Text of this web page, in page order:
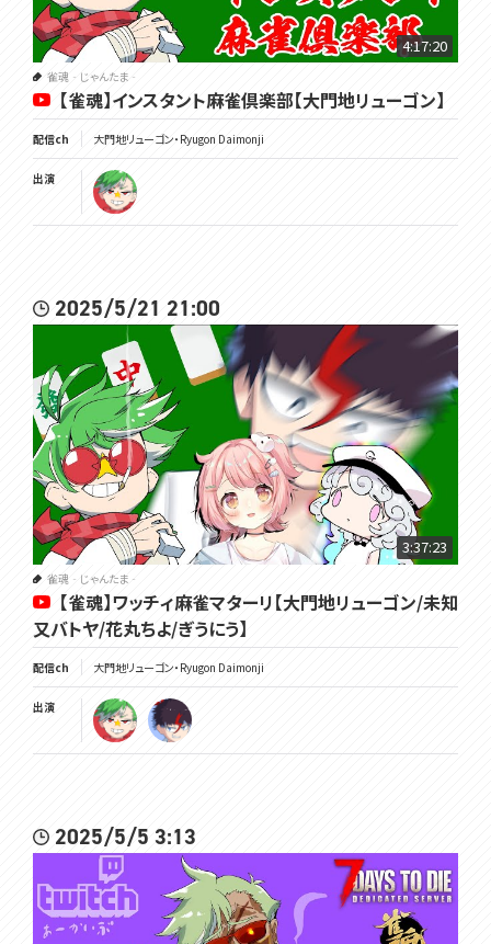
4:17:20
雀魂‐じゃんたま‐
【雀魂】インスタント麻雀倶楽部【大門地リューゴン】
配信ch 大門地リューゴン・Ryugon Daimonji
出演
2025/5/21 21:00
3:37:23
雀魂‐じゃんたま‐
【雀魂】ワッチィ麻雀マターリ【大門地リューゴン/未知
又バトヤ/花丸ちよ/ぎうにう】
配信ch 大門地リューゴン・Ryugon Daimonji
出演
2025/5/5 3:13